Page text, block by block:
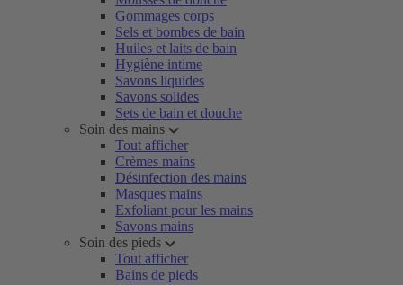
Gommages corps
Sels et bombes de bain
Huiles et laits de bain
Hygiène intime
Savons liquides
Savons solides
Sets de bain et douche
Soin des mains
Tout afficher
Crèmes mains
Désinfection des mains
Masques mains
Exfoliant pour les mains
Savons mains
Soin des pieds
Tout afficher
Bains de pieds